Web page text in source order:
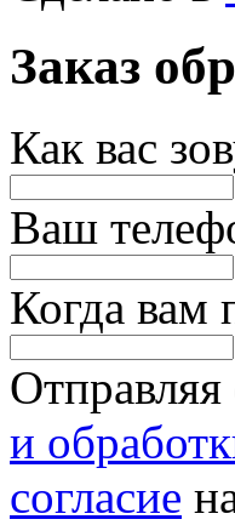
Заказ
Как вас
Ваш
Когда вам
и
согласие